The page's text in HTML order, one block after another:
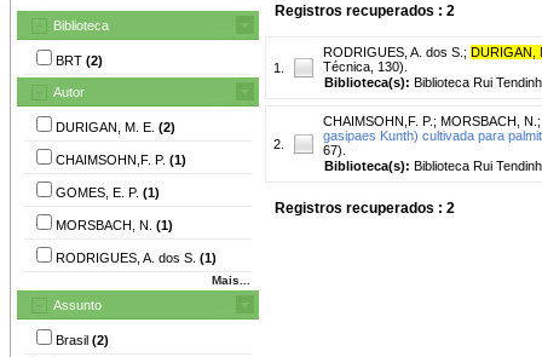
Biblioteca
BRT (2)
Autor
DURIGAN, M. E. (2)
CHAIMSOHN,F. P. (1)
GOMES, E. P. (1)
MORSBACH, N. (1)
RODRIGUES, A. dos S. (1)
Mais...
Assunto
Brasil (2)
Registros recuperados : 2
1.
RODRIGUES, A. dos S. ; DURIGAN,
Técnica, 130).
Biblioteca(s): Biblioteca Rui
2.
CHAIMSOHN,F. P. ; MORSBACH, N.
gasipaes Kunth) cultivada para
67).
Biblioteca(s): Biblioteca Rui
Registros recuperados : 2